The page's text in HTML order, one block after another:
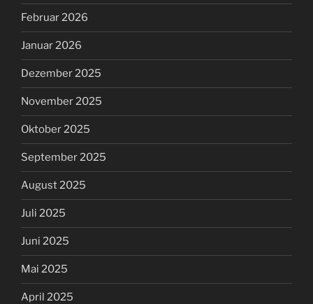
Februar 2026
Januar 2026
Dezember 2025
November 2025
Oktober 2025
September 2025
August 2025
Juli 2025
Juni 2025
Mai 2025
April 2025